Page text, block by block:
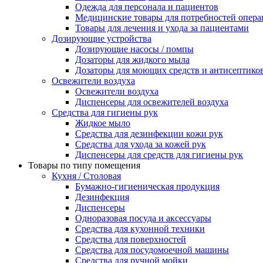
Одежда для персонала и пациентов
Медицинские товары для потребностей
Товары для лечения и ухода за пациентами
Дозирующие устройства
Дозирующие насосы / помпы
Дозаторы для жидкого мыла
Дозаторы для моющих средств и
Освежители воздуха
Освежители воздуха
Диспенсеры для освежителей воздуха
Средства для гигиены рук
Жидкое мыло
Средства для дезинфекции кожи рук
Средства для ухода за кожей рук
Диспенсеры для средств для гигиены рук
Товары по типу помещения
Кухня / Столовая
Бумажно-гигиеническая продукция
Дезинфекция
Диспенсеры
Одноразовая посуда и аксессуары
Средства для кухонной техники
Средства для поверхностей
Средства для посудомоечной машины
Средства для ручной мойки